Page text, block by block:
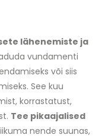
lähenemiste ja
vundamenti
või siis
See kuu
korrastatust,
Tee pikaajalised
nende suunas,